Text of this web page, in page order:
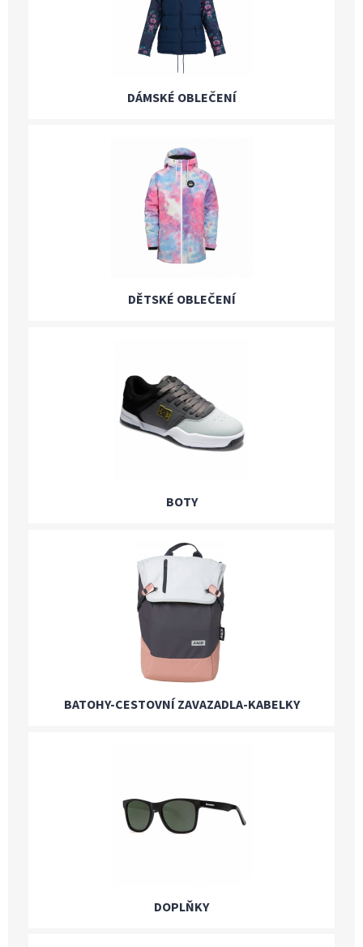
DÁMSKÉ OBLEČENÍ
DĚTSKÉ OBLEČENÍ
BOTY
BATOHY-CESTOVNÍ ZAVAZADLA-KABELKY
DOPLŇKY